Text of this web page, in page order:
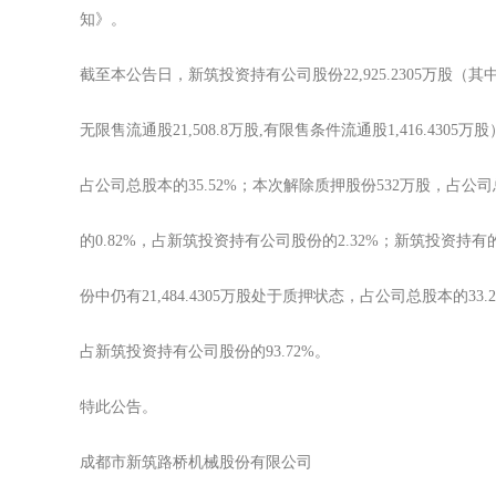
知》。
截至本公告日，新筑投资持有公司股份22,925.2305万股（其中
无限售流通股21,508.8万股,有限售条件流通股1,416.4305万股
占公司总股本的35.52%；本次解除质押股份532万股，占公司
的0.82%，占新筑投资持有公司股份的2.32%；新筑投资持有
份中仍有21,484.4305万股处于质押状态，占公司总股本的
占新筑投资持有公司股份的93.72%。
特此公告。
成都市新筑路桥机械股份有限公司